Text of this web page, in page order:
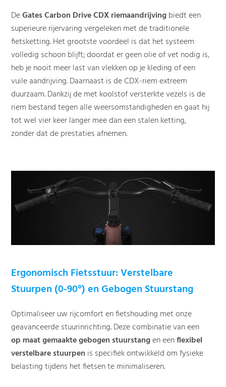
DeGates Carbon Drive CDX riemaandrijvingbiedt een
superieure rijervaring vergeleken met de traditionele
fietsketting. Het grootste voordeel is dat het systeem
volledig schoon blijft; doordat er geen olie of vet nodig is,
heb je nooit meer last van vlekken op je kleding of een
vuile aandrijving. Daarnaast is de CDX-riem extreem
duurzaam. Dankzij de met koolstof versterkte vezels is de
riem bestand tegen alle weersomstandigheden en gaat hij
tot wel vier keer langer mee dan een stalen ketting,
zonder dat de prestaties afnemen.
Ergonomisch Fietsstuur: Verstelbare
Stuurpen (0-90°) en Gebogen Stuurstang
Optimaliseer uw rijcomfort en fietshouding met onze
geavanceerde stuurinrichting. Deze combinatie van een
op maat gemaakte gebogen stuurstangen eenflexibel
verstelbare stuurpen is specifiek ontwikkeld om fysieke
belasting tijdens het fietsen te minimaliseren.